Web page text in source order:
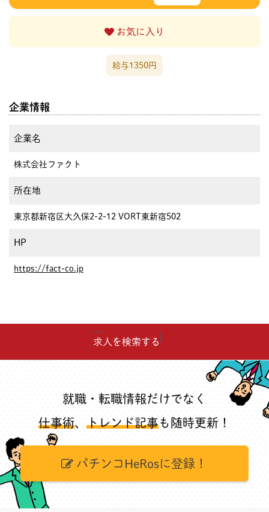
お気に入り
給与1350円
企業情報
企業名
株式会社ファクト
所在地
東京都新宿区大久保2-2-12 VORT東新宿502
HP
https://fact-co.jp
求人を検索する
就職・転職情報だけでなく
仕事術、 トレンド記事も随時更新！
パチンコHeRosに登録！